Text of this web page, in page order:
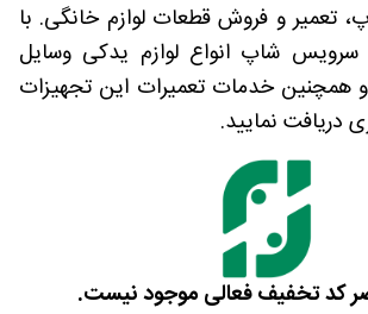
تعمیر و فروش قطعات لوازم خانگی. با
شاپ انواع لوازم یدکی وسایل
همچنین خدمات تعمیرات این تجهیزات
دریافت نمایید.
کد تخفیف فعالی موجود نیست.